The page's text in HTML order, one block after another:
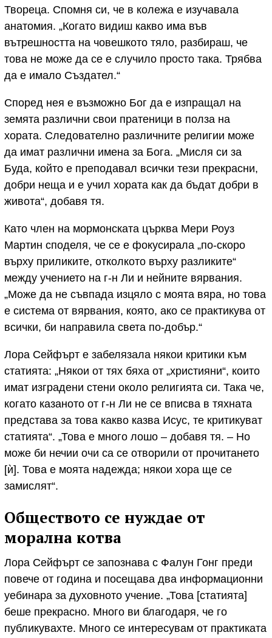
Твореца. Спомня си, че в колежа е изучавала
анатомия. „Когато видиш какво има във
вътрешността на човешкото тяло, разбираш, че
това не може да се е случило просто така. Трябва
да е имало Създател.“
Според нея е възможно Бог да е изпращал на
земята различни свои пратеници в полза на
хората. Следователно различните религии може
да имат различни имена за Бога. „Мисля си за
Буда, който е преподавал всички тези прекрасни,
добри неща и е учил хората как да бъдат добри в
живота“, добавя тя.
Като член на мормонската църква Мери Роуз
Мартин споделя, че се е фокусирала „по-скоро
върху приликите, отколкото върху разликите“
между учението на г-н Ли и нейните вярвания.
„Може да не съвпада изцяло с моята вяра, но това
е система от вярвания, която, ако се практикува от
всички, би направила света по-добър.“
Лора Сейфърт е забелязала някои критики към
статията: „Някои от тях бяха от „християни“, които
имат изградени стени около религията си. Така че,
когато казаното от г-н Ли не се вписва в тяхната
представа за това какво казва Исус, те критикуват
статията“. „Това е много лошо – добавя тя. – Но
може би нечии очи са се отворили от прочитането
[ѝ]. Това е моята надежда; някои хора ще се
замислят“.
Обществото се нуждае от
морална котва
Лора Сейфърт се запознава с Фалун Гонг преди
повече от година и посещава два информационни
уебинара за духовното учение. „Това [статията]
беше прекрасно. Много ви благодаря, че го
публикувахте. Много се интересувам от практиката